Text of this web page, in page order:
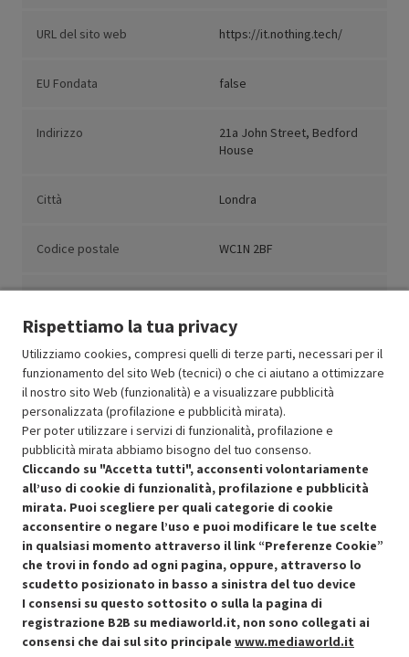
URL del sito web https://it.nothing.tech/
EU Fondata false
Indirizzo
21a John Street, Bedford
House
Città Londra
Codice postale WC1N 2BF
Resi e garanzie
Stato prodotti
Condizioni generali di vendita Recedere dal contratto qui
Rispettiamo la tua privacy
Utilizziamo cookies, compresi quelli di terze parti, necessari per il
funzionamento del sito Web (tecnici) o che ci aiutano a ottimizzare
il nostro sito Web (funzionalità) e a visualizzare pubblicità
personalizzata (profilazione e pubblicità mirata).
Per poter utilizzare i servizi di funzionalità, profilazione e
pubblicità mirata abbiamo bisogno del tuo consenso.
Cliccando su "Accetta tutti", acconsenti volontariamente
all’uso di cookie di funzionalità, profilazione e pubblicità
mirata. Puoi scegliere per quali categorie di cookie
acconsentire o negare l’uso e puoi modificare le tue scelte
in qualsiasi momento attraverso il link “Preferenze Cookie”
che trovi in fondo ad ogni pagina, oppure, attraverso lo
scudetto posizionato in basso a sinistra del tuo device
I consensi su questo sottosito o sulla la pagina di
registrazione B2B su mediaworld.it, non sono collegati ai
consensi che dai sul sito principale www.mediaworld.it